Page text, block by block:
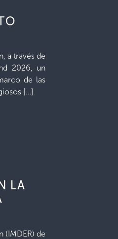
a través de
2026, un
de las
[…]
LA
(IMDER) de